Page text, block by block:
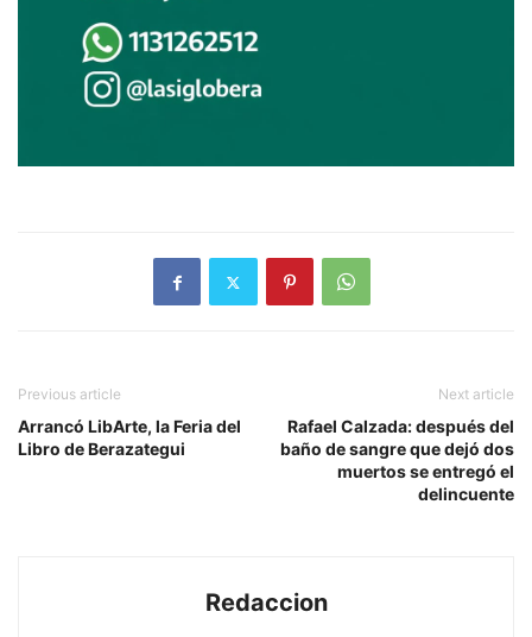
Previous article
Arrancó LibArte, la Feria del
Libro de Berazategui
Next article
Rafael Calzada: después del
baño de sangre que dejó dos
muertos se entregó el
delincuente
Redaccion